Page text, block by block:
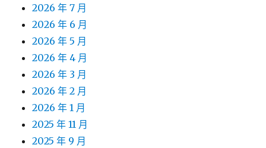
2026 年 7 月
2026 年 6 月
2026 年 5 月
2026 年 4 月
2026 年 3 月
2026 年 2 月
2026 年 1 月
2025 年 11 月
2025 年 9 月